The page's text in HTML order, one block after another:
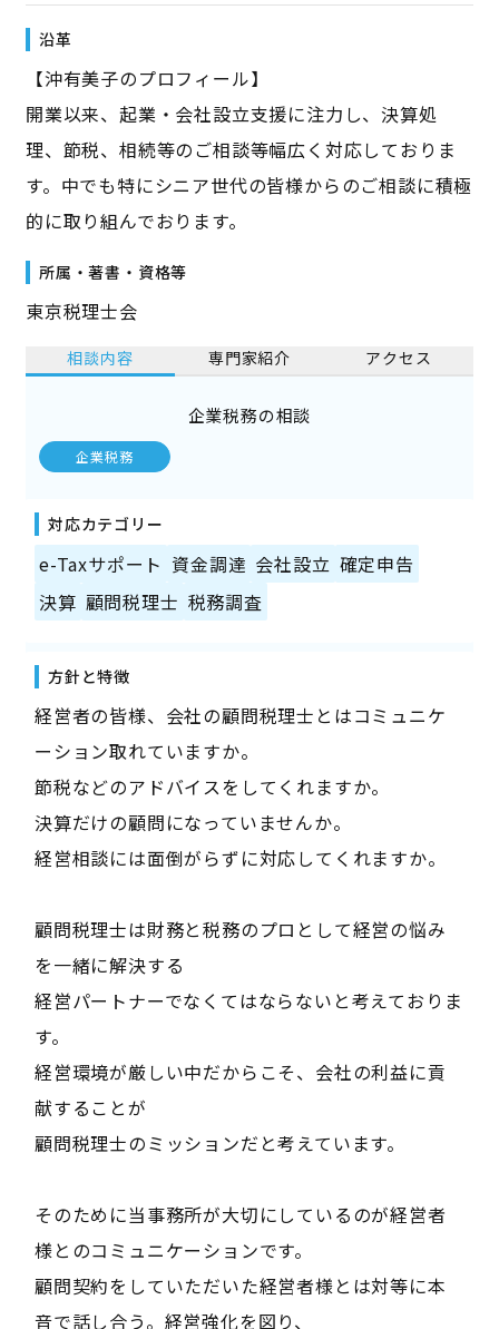
沿革
【沖有美子のプロフィール】
開業以来、起業・会社設立支援に注力し、決算処
理、節税、相続等のご相談等幅広く対応しておりま
す。中でも特にシニア世代の皆様からのご相談に積極
的に取り組んでおります。
所属・著書・資格等
東京税理士会
相談内容 専門家紹介 アクセス
企業税務の相談
企業税務
対応カテゴリー
e-Taxサポート 資金調達 会社設立 確定申告
決算 顧問税理士 税務調査
方針と特徴
経営者の皆様、会社の顧問税理士とはコミュニケ
ーション取れていますか。
節税などのアドバイスをしてくれますか。
決算だけの顧問になっていませんか。
経営相談には面倒がらずに対応してくれますか。
顧問税理士は財務と税務のプロとして経営の悩み
を一緒に解決する
経営パートナーでなくてはならないと考えておりま
す。
経営環境が厳しい中だからこそ、会社の利益に貢
献することが
顧問税理士のミッションだと考えています。
そのために当事務所が大切にしているのが経営者
様とのコミュニケーションです。
顧問契約をしていただいた経営者様とは対等に本
音で話し合う。経営強化を図り、